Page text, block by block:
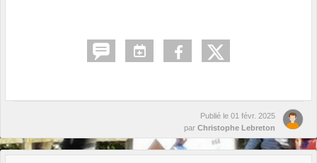
Publié le 01 févr. 2025
par Christophe Lebreton